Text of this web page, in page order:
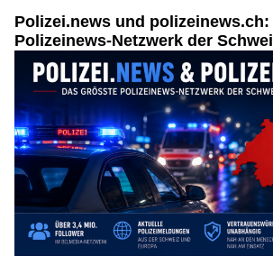
Polizei.news und
Polizeinews-Netzwerk der